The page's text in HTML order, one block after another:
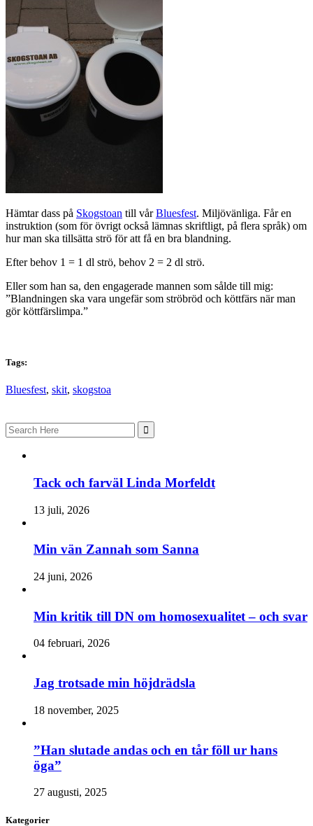
Hämtar dass på Skogstoan till vårBluesfest. Miljövänliga. Får en
instruktion (som för övrigt också lämnas skriftligt, på flera språk) om
hur man ska tillsätta strö för att få en bra blandning.
Efter behov 1 = 1 dl strö, behov 2 = 2 dl strö.
Eller som han sa, den engagerade mannen som sålde till mig:
”Blandningen ska vara ungefär som ströbröd och köttfärs när man
gör köttfärslimpa.”
Tags:
Bluesfest, skit, skogstoa
Search
for:
Tack och farväl Linda Morfeldt
13 juli, 2026
Min vän Zannah som Sanna
24 juni, 2026
Min kritik till DN om homosexualitet – och svar
04 februari, 2026
Jag trotsade min höjdrädsla
18 november, 2025
”Han slutade andas och en tår föll ur hans
öga”
27 augusti, 2025
Kategorier